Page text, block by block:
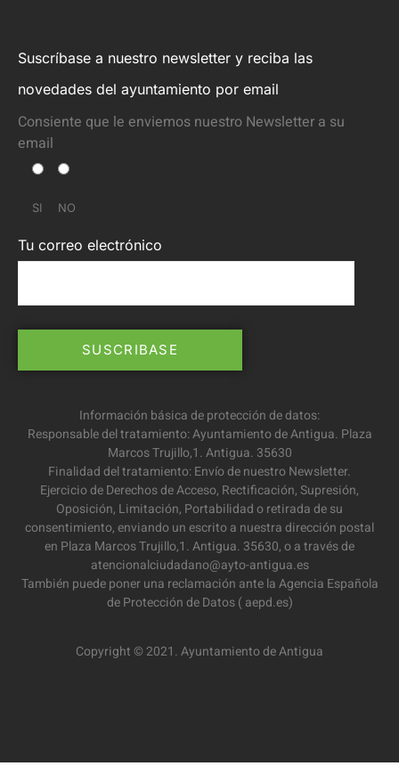
Suscríbase a nuestro newsletter y reciba las
novedades del ayuntamiento por email
Consiente que le enviemos nuestro Newsletter a su
email
SI NO
Tu correo electrónico
Información básica de protección de datos:
Responsable del tratamiento: Ayuntamiento de Antigua. Plaza
Marcos Trujillo,1. Antigua. 35630
Finalidad del tratamiento: Envío de nuestro Newsletter.
Ejercicio de Derechos de Acceso, Rectificación, Supresión,
Oposición, Limitación, Portabilidad o retirada de su
consentimiento, enviando un escrito a nuestra dirección postal
en Plaza Marcos Trujillo,1. Antigua. 35630, o a través de
atencionalciudadano@ayto-antigua.es
También puede poner una reclamación ante la Agencia Española
de Protección de Datos ( aepd.es)
Copyright © 2021. Ayuntamiento de Antigua